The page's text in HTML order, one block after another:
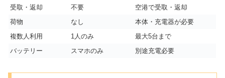
受取・返却
不要
空港で受取・返却
荷物
なし
本体・充電器が必要
複数人利用
1人のみ
最大5台まで
バッテリー
スマホのみ 別途充電必要